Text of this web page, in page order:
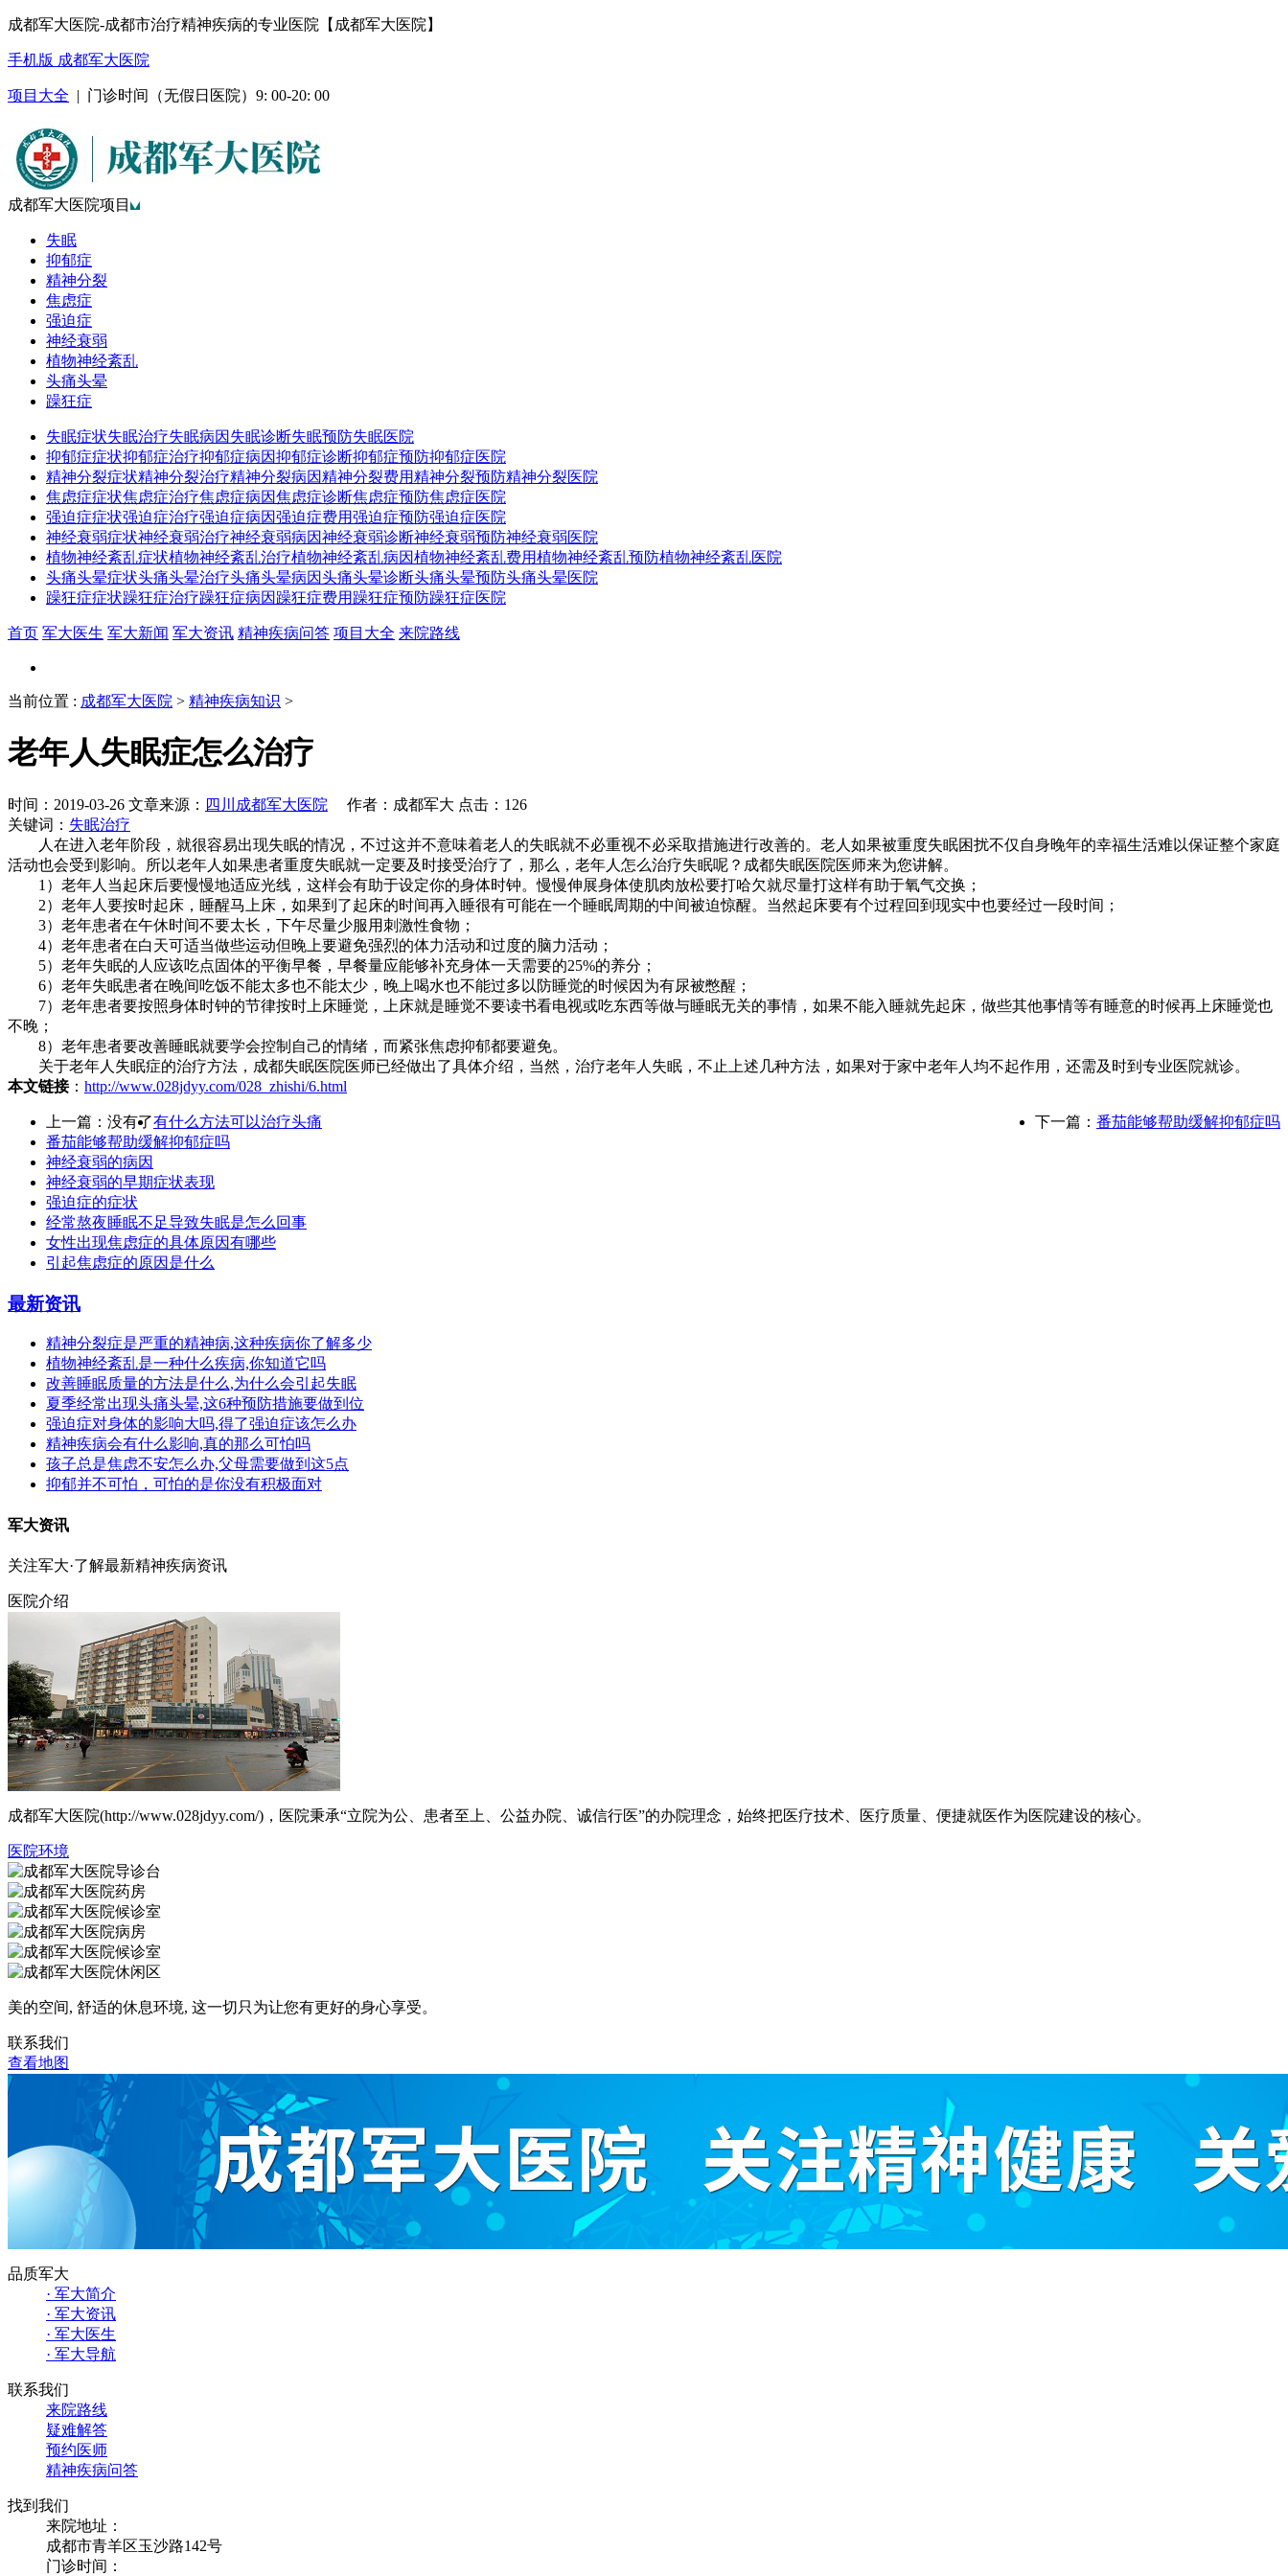
成都军大医院-成都市治疗精神疾病的专业医院【成都军大医院】
手机版 成都军大医院
项目大全 | 门诊时间（无假日医院）9: 00-20: 00
成都军大医院项目
失眠
抑郁症
精神分裂
焦虑症
强迫症
神经衰弱
植物神经紊乱
头痛头晕
躁狂症
失眠症状失眠治疗失眠病因 失眠诊断失眠预防失眠医院
抑郁症症状抑郁症治疗抑郁症病因抑郁症诊断抑郁症预防抑郁症医院
精神分裂症状精神分裂治疗精神分裂病因精神分裂费用精神分裂预防精神分裂医院
焦虑症症状焦虑症治疗焦虑症病因焦虑症诊断焦虑症预防焦虑症医院
强迫症症状强迫症治疗强迫症病因强迫症费用强迫症预防强迫症医院
神经衰弱症状神经衰弱治疗神经衰弱病因神经衰弱诊断神经衰弱预防神经衰弱医院
植物神经紊乱症状植物神经紊乱治疗植物神经紊乱病因植物神经紊乱费用植物神经紊乱预防植物神经紊乱医院
头痛头晕症状头痛头晕治疗头痛头晕病因头痛头晕诊断头痛头晕预防头痛头晕医院
躁狂症症状躁狂症治疗躁狂症病因 躁狂症费用 躁狂症预防躁狂症医院
首页 军大医生 军大新闻 军大资讯 精神疾病问答 项目大全 来院路线
当前位置 : 成都军大医院 > 精神疾病知识 >
老年人失眠症怎么治疗
时间：2019-03-26 文章来源： 四川成都军大医院 作者：成都军大 点击：126
关键词： 失眠治疗
人在进入老年阶段，就很容易出现失眠的情况，不过这并不意味着老人的失眠就不必重视不必采取措施进行改善的。老人如果被重度失眠困扰不仅自身晚年的幸福生活难以保证整个家庭
活动也会受到影响。所以老年人如果患者重度失眠就一定要及时接受治疗了，那么，老年人怎么治疗失眠呢？成都失眠医院医师来为您讲解。
1）老年人当起床后要慢慢地适应光线，这样会有助于设定你的身体时钟。慢慢伸展身体使肌肉放松要打哈欠就尽量打这样有助于氧气交换；
2）老年人要按时起床，睡醒马上床，如果到了起床的时间再入睡很有可能在一个睡眠周期的中间被迫惊醒。当然起床要有个过程回到现实中也要经过一段时间；
3）老年患者在午休时间不要太长，下午尽量少服用刺激性食物；
4）老年患者在白天可适当做些运动但晚上要避免强烈的体力活动和过度的脑力活动；
5）老年失眠的人应该吃点固体的平衡早餐，早餐量应能够补充身体一天需要的25%的养分；
6）老年失眠患者在晚间吃饭不能太多也不能太少，晚上喝水也不能过多以防睡觉的时候因为有尿被憋醒；
7）老年患者要按照身体时钟的节律按时上床睡觉，上床就是睡觉不要读书看电视或吃东西等做与睡眠无关的事情，如果不能入睡就先起床，做些其他事情等有睡意的时候再上床睡觉也
不晚；
8）老年患者要改善睡眠就要学会控制自己的情绪，而紧张焦虑抑郁都要避免。
关于老年人失眠症的治疗方法，成都失眠医院医师已经做出了具体介绍，当然，治疗老年人失眠，不止上述几种方法，如果对于家中老年人均不起作用，还需及时到专业医院就诊。
本文链接： http://www.028jdyy.com/028_zhishi/6.html
上一篇：没有了 下一篇： 番茄能够帮助缓解抑郁症吗
有什么方法可以治疗头痛
番茄能够帮助缓解抑郁症吗
神经衰弱的病因
神经衰弱的早期症状表现
强迫症的症状
经常熬夜睡眠不足导致失眠是怎么回事
女性出现焦虑症的具体原因有哪些
引起焦虑症的原因是什么
最新资讯
精神分裂症是严重的精神病,这种疾病你了解多少
植物神经紊乱是一种什么疾病,你知道它吗
改善睡眠质量的方法是什么,为什么会引起失眠
夏季经常出现头痛头晕,这6种预防措施要做到位
强迫症对身体的影响大吗,得了强迫症该怎么办
精神疾病会有什么影响,真的那么可怕吗
孩子总是焦虑不安怎么办,父母需要做到这5点
抑郁并不可怕，可怕的是你没有积极面对
军大资讯
关注军大·了解最新精神疾病资讯
医院介绍
成都军大医院(http://www.028jdyy.com/)，医院秉承“立院为公、患者至上、公益办院、诚信行医”的办院理念，始终把医疗技术、医疗质量、便捷就医作为医院建设的核心。
医院环境
美的空间, 舒适的休息环境, 这一切只为让您有更好的身心享受。
联系我们
查看地图
品质军大
· 军大简介
· 军大资讯
· 军大医生
· 军大导航
联系我们
来院路线
疑难解答
预约医师
精神疾病问答
找到我们
来院地址：
成都市青羊区玉沙路142号
门诊时间：